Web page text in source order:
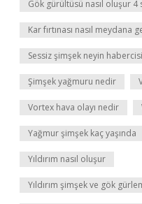
Gök gürültüsü nasıl oluşur 4
Kar fırtınası nasıl meydana
Sessiz şimşek neyin habercisi
Şimşek yağmuru nedir
Vortex hava olayı nedir
Yağmur şimşek kaç yaşında
Yıldırım nasıl oluşur
Yıldırım şimşek ve gök